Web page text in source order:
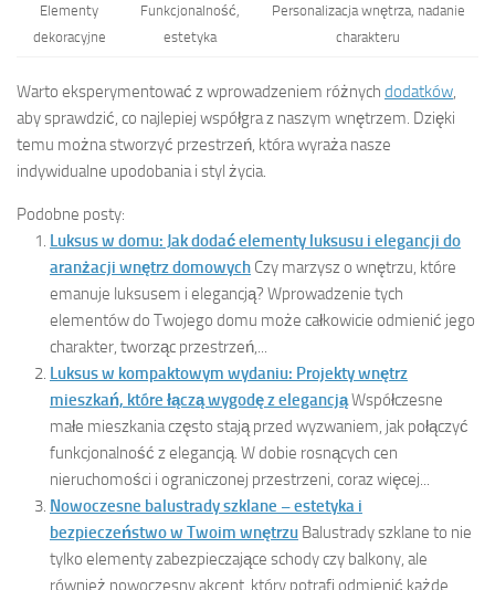
Elementy
dekoracyjne
Funkcjonalność,
estetyka
Personalizacja wnętrza, nadanie
charakteru
Warto eksperymentować z wprowadzeniem różnych dodatków,
aby sprawdzić, co najlepiej współgra z naszym wnętrzem. Dzięki
temu można stworzyć przestrzeń, która wyraża nasze
indywidualne upodobania i styl życia.
Podobne posty:
Luksus w domu: Jak dodać elementy luksusu i elegancji do
aranżacji wnętrz domowych Czy marzysz o wnętrzu, które
emanuje luksusem i elegancją? Wprowadzenie tych
elementów do Twojego domu może całkowicie odmienić jego
charakter, tworząc przestrzeń,...
Luksus w kompaktowym wydaniu: Projekty wnętrz
mieszkań, które łączą wygodę z elegancjąWspółczesne
małe mieszkania często stają przed wyzwaniem, jak połączyć
funkcjonalność z elegancją. W dobie rosnących cen
nieruchomości i ograniczonej przestrzeni, coraz więcej...
Nowoczesne balustrady szklane – estetyka i
bezpieczeństwo w Twoim wnętrzu Balustrady szklane to nie
tylko elementy zabezpieczające schody czy balkony, ale
również nowoczesny akcent, który potrafi odmienić każde